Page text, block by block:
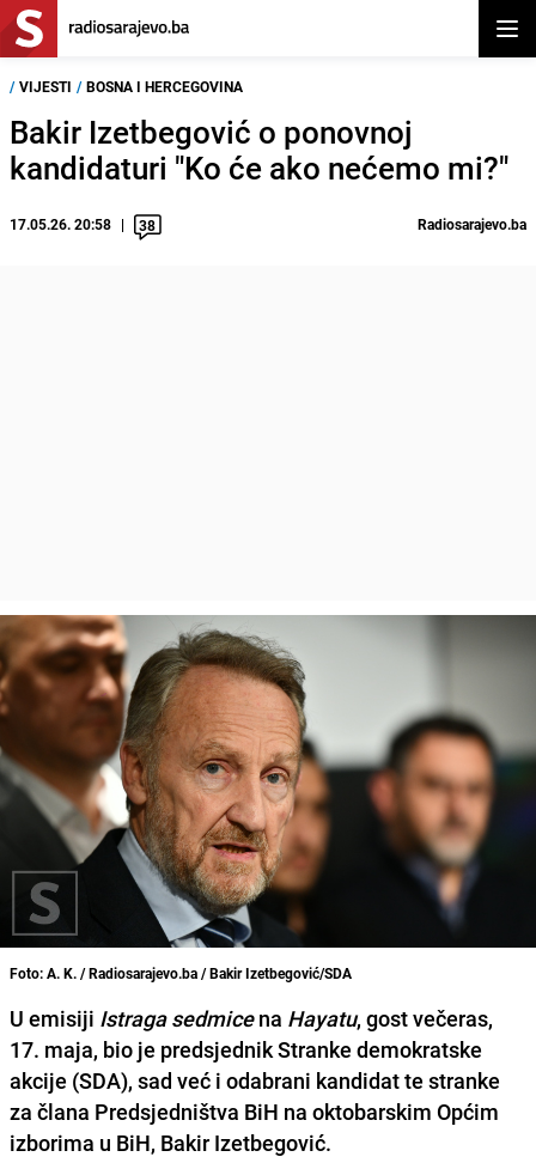
/ VIJESTI / BOSNA I HERCEGOVINA
Bakir Izetbegović o ponovnoj
kandidaturi "Ko će ako nećemo mi?"
17.05.26. 20:58 38 Radiosarajevo.ba
Foto: A. K. / Radiosarajevo.ba / Bakir Izetbegović/SDA
U emisiji Istraga sedmicena Hayatu, gost večeras,
17. maja, bio je predsjednik Stranke demokratske
akcije (SDA), sad već i odabrani kandidat te stranke
za člana Predsjedništva BiH na oktobarskim Općim
izborima u BiH, Bakir Izetbegović.